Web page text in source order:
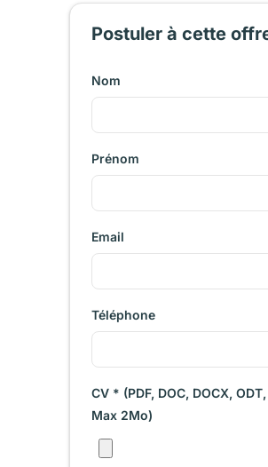
Postuler à cette
Nom
Prénom
Email
Téléphone
CV * (PDF, DOC, DOCX,
Max 2Mo)